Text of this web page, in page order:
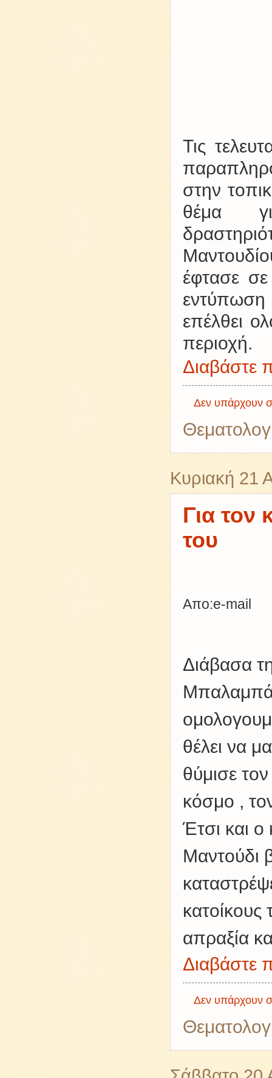
Τις
στην
θέμα
έφτασε
εντύπωση
επέλθει
περιοχή.
Διαβάστε
Δεν υπάρχουν
Κυριακή 21
Για τον
του
Απο:e-mail
Διάβασα
θέλει να
θύμισε
κόσμο ,
Έτσι και
Μαντούδι
κατοίκους
απραξία
Διαβάστε
Δεν υπάρχουν